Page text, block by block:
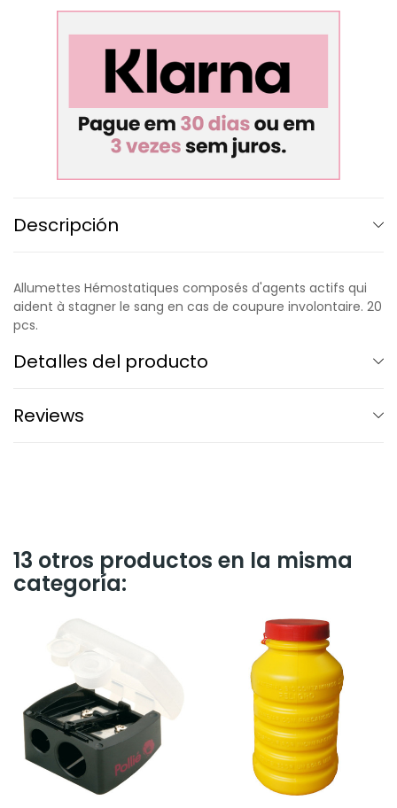
Descripción
Allumettes Hémostatiques composés d'agents actifs qui
aident à stagner le sang en cas de coupure involontaire. 20
pcs.
Detalles del producto
Reviews
13 otros productos en la misma
categoría: